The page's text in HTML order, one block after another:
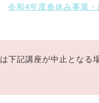
令和4年度春休み事業
下記講座が中止となる